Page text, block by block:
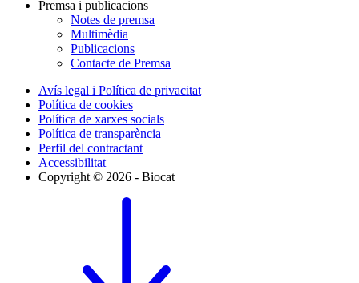
Premsa i publicacions
Notes de premsa
Multimèdia
Publicacions
Contacte de Premsa
Avís legal i Política de privacitat
Política de cookies
Política de xarxes socials
Política de transparència
Perfil del contractant
Accessibilitat
Copyright © 2026 - Biocat